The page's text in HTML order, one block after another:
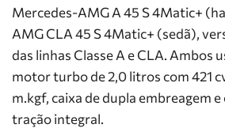
Mercedes-AMG A 45 S 4Matic+
AMG CLA 45 S 4Matic+ (sedã),
das linhas Classe A e CLA. Ambos
motor turbo de 2,0 litros com 421
m.kgf, caixa de dupla embreagem
tração integral.